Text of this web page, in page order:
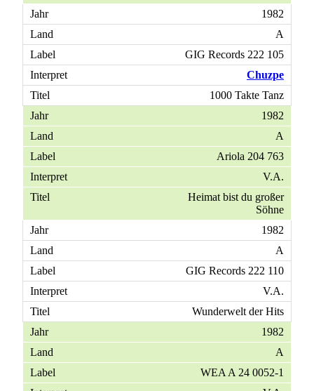
1982
A
GIG Records 222 105
Chuzpe
1000 Takte Tanz
1982
A
Ariola 204 763
V.A.
Heimat bist du großer
Söhne
1982
A
GIG Records 222 110
V.A.
Wunderwelt der Hits
1982
A
WEA A 24 0052-1